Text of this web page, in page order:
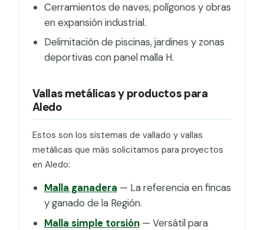
Cerramientos de naves, polígonos y obras
en expansión industrial.
Delimitación de piscinas, jardines y zonas
deportivas con panel malla H.
Vallas metálicas y productos para
Aledo
Estos son los sistemas de vallado y vallas
metálicas que más solicitamos para proyectos
en Aledo:
Malla ganadera — La referencia en fincas
y ganado de la Región.
Malla simple torsión— Versátil para